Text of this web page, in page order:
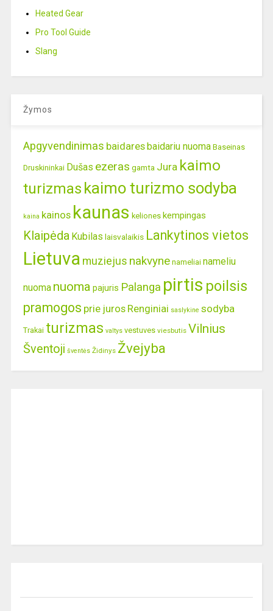
Heated Gear
Pro Tool Guide
Slang
Žymos
Apgyvendinimas baidaresbaidariu nuoma Baseinas
Druskininkai Dušas ezeras gamta Jura kaimo
turizmas kaimo turizmo sodyba
kaina kainos kaunas keliones kempingas
Klaipėda Kubilas laisvalaikis Lankytinos vietos
Lietuva muziejus nakvyne nameliai nameliu
nuoma nuoma pajuris Palanga pirtis poilsis
pramogos prie juros Renginiai saslykine sodyba
Trakai turizmas valtys vestuves viesbutis Vilnius
Šventoji šventės Židinys Žvejyba